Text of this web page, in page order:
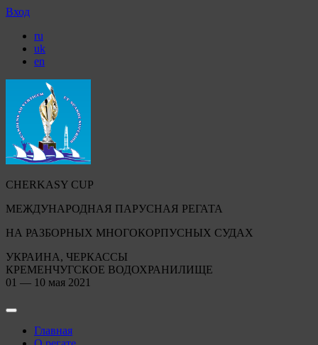
Вход
ru
uk
en
CHERKASY CUP
МЕЖДУНАРОДНАЯ ПАРУСНАЯ РЕГАТА
НА РАЗБОРНЫХ МНОГОКОРПУСНЫХ СУДАХ
УКРАИНА, ЧЕРКАССЫ
КРЕМЕНЧУГСКОЕ ВОДОХРАНИЛИЩЕ
01 — 10 мая 2021
Главная